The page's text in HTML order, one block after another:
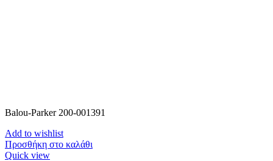
Balou-Parker 200-001391
Add to wishlist
Προσθήκη στο καλάθι
Quick view